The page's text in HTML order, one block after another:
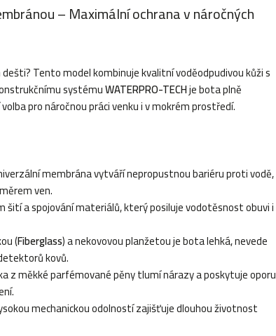
– Maximální ochrana v náročných
Tento model kombinuje kvalitní voděodpudivou kůži s
systémuWATERPRO-TECHje bota plně
pro náročnou práci venku i v mokrém prostředí.
membrána vytváří nepropustnou bariéru proti vodě,
ven.
šití a spojování materiálů, který posiluje vodotěsnost obuvi i
(Fiberglass) a nekovovou planžetou je bota lehká, nevede
kovů.
z měkké parfémované pěny tlumí nárazy a poskytuje oporu
mechanickou odolností zajišťuje dlouhou životnost